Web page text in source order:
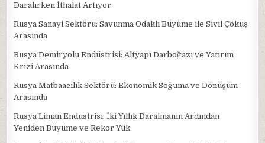
Daralırken İthalat Artıyor
Rusya Sanayi Sektörü: Savunma Odaklı Büyüme ile Sivil Çöküş
Arasında
Rusya Demiryolu Endüstrisi: Altyapı Darboğazı ve Yatırım
Krizi Arasında
Rusya Matbaacılık Sektörü: Ekonomik Soğuma ve Dönüşüm
Arasında
Rusya Liman Endüstrisi: İki Yıllık Daralmanın Ardından
Yeniden Büyüme ve Rekor Yük